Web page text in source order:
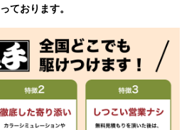
っております。